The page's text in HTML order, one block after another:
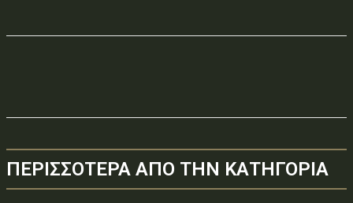
ΠΕΡΙΣΣΟΤΕΡΑ ΑΠΟ ΤΗΝ ΚΑΤΗΓΟΡΙΑ